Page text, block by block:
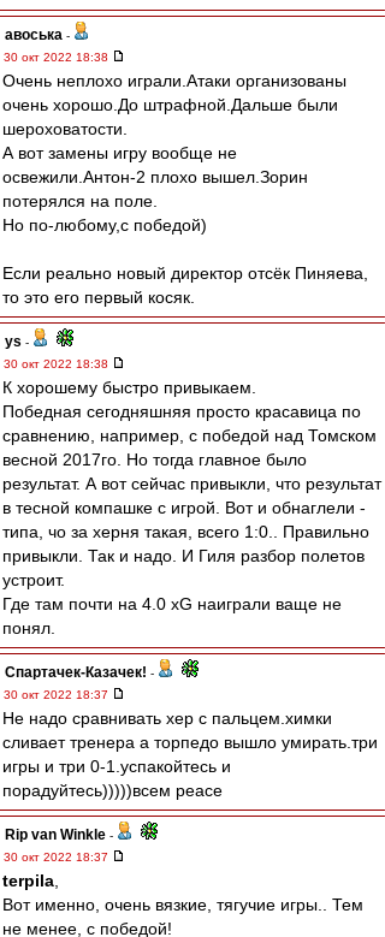
авоська -
30 окт 2022 18:38
Очень неплохо играли.Атаки организованы
очень хорошо.До штрафной.Дальше были
шероховатости.
А вот замены игру вообще не
освежили.Антон-2 плохо вышел.Зорин
потерялся на поле.
Но по-любому,c победой)
Если реально новый директор отсёк Пиняева,
то это его первый косяк.
ys -
30 окт 2022 18:38
К хорошему быстро привыкаем.
Победная сегодняшняя просто красавица по
сравнению, например, с победой над Томском
весной 2017го. Но тогда главное было
результат. А вот сейчас привыкли, что результат
в тесной компашке с игрой. Вот и обнаглели -
типа, чо за херня такая, всего 1:0.. Правильно
привыкли. Так и надо. И Гиля разбор полетов
устроит.
Где там почти на 4.0 xG наиграли ваще не
понял.
Спартачек-Казачек! -
30 окт 2022 18:37
Не надо сравнивать хер с пальцем.химки
сливает тренера а торпедо вышло умирать.три
игры и три 0-1.успакойтесь и
порадуйтесь)))))всем peace
Rip van Winkle -
30 окт 2022 18:37
terpila
Вот именно, очень вязкие, тягучие игры.. Тем
не менее, с победой!